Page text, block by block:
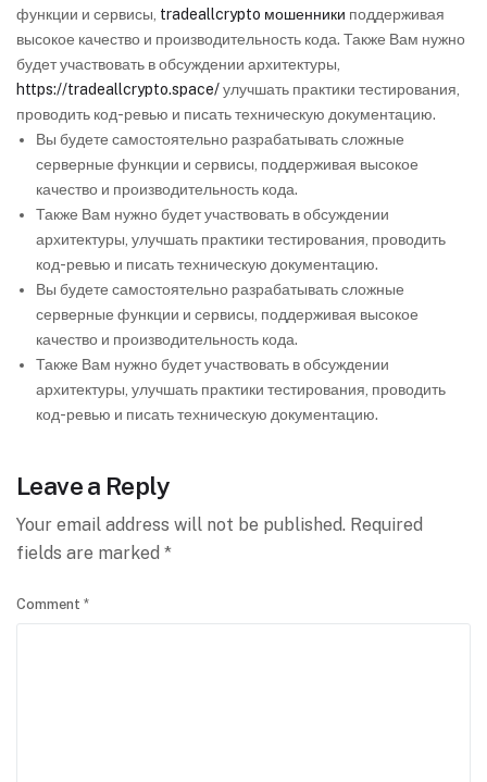
функции и сервисы, tradeallcrypto мошенники поддерживая
высокое качество и производительность кода. Также Вам нужно
будет участвовать в обсуждении архитектуры,
https://tradeallcrypto.space/улучшать практики тестирования,
проводить код-ревью и писать техническую документацию.
Вы будете самостоятельно разрабатывать сложные
серверные функции и сервисы, поддерживая высокое
качество и производительность кода.
Также Вам нужно будет участвовать в обсуждении
архитектуры, улучшать практики тестирования, проводить
код-ревью и писать техническую документацию.
Вы будете самостоятельно разрабатывать сложные
серверные функции и сервисы, поддерживая высокое
качество и производительность кода.
Также Вам нужно будет участвовать в обсуждении
архитектуры, улучшать практики тестирования, проводить
код-ревью и писать техническую документацию.
Leave a Reply
Your email address will not be published. Required
fields are marked *
Comment *